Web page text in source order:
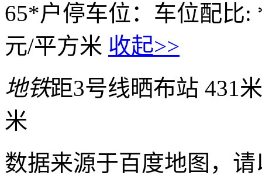
65*户停车位：车位配比
元/平方米 收起>>
地铁距3号线晒布站 431米
米
数据来源于百度地图，